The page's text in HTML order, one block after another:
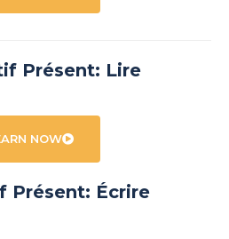
Présent: Lire
NOW
Présent: Écrire